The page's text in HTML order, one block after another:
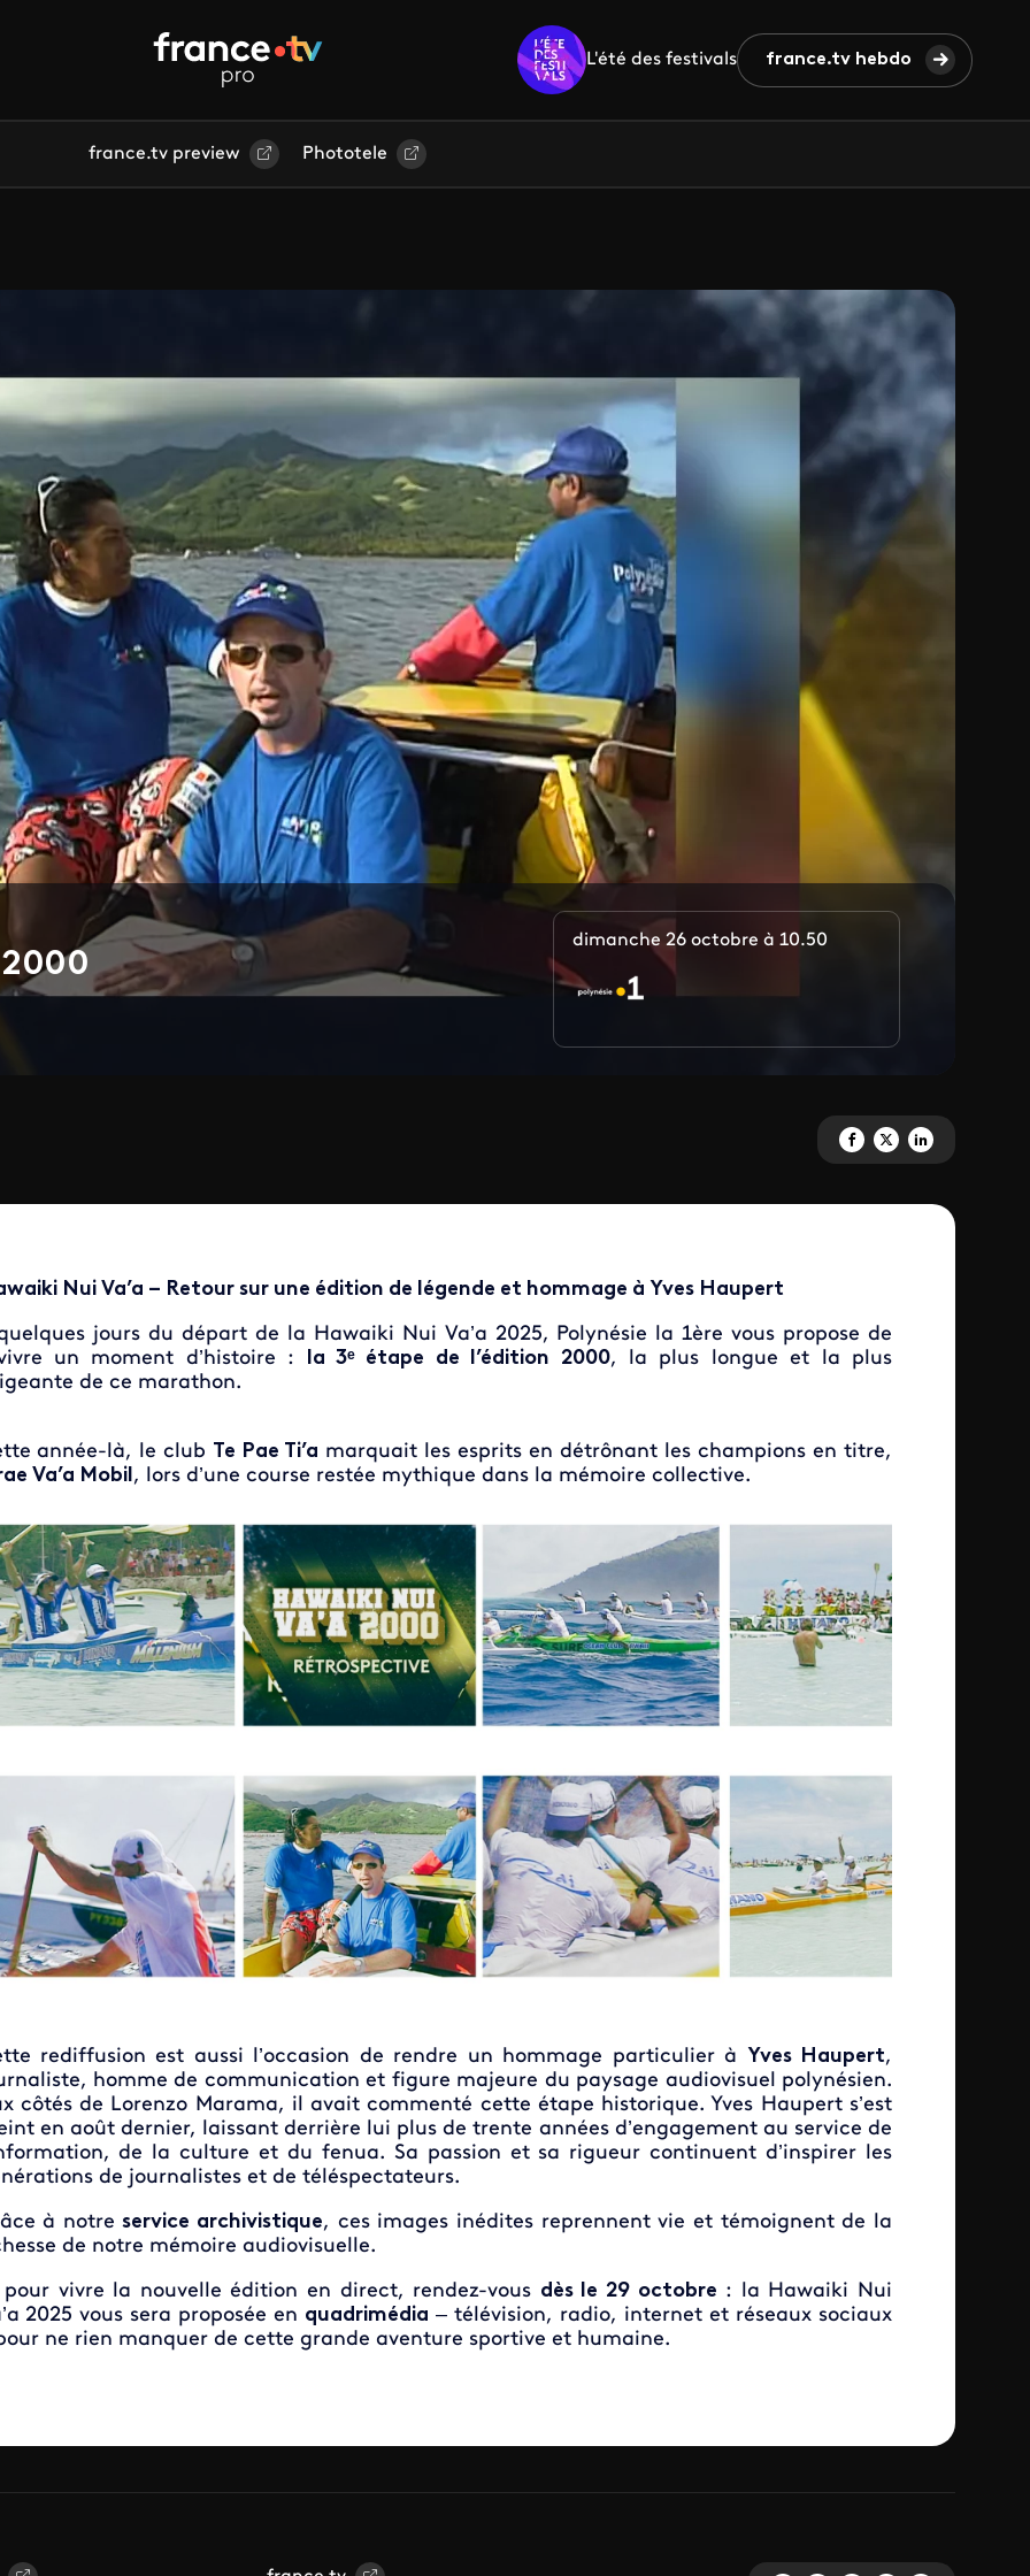
L'été des festivals france.tv hebdo
france.tv preview Phototele
dimanche 26 octobre à 10.50
Partagez 'Revivez la Hawaiki
Partagez 'Revivez la
Partagez 'Revivez
Nui Va’a – Retour sur une édition de légende et hommage à Yves Haupert
jours du départ de la Hawaiki Nui Va’a 2025, Polynésie la 1ère vous propose de
un moment d’histoire : la 3ᵉ étape de l’édition 2000, la plus longue et la plus
de ce marathon.
année-là, le club Te Pae Ti’a marquait les esprits en détrônant les champions en titre,
Va’a Mobil, lors d’une course restée mythique dans la mémoire collective.
rediffusion est aussi l’occasion de rendre un hommage particulier à Yves Haupert,
homme de communication et figure majeure du paysage audiovisuel polynésien.
côtés de Lorenzo Marama, il avait commenté cette étape historique. Yves Haupert s’est
en août dernier, laissant derrière lui plus de trente années d’engagement au service de
de la culture et du fenua. Sa passion et sa rigueur continuent d’inspirer les
de journalistes et de téléspectateurs.
à notreservice archivistique, ces images inédites reprennent vie et témoignent de la
de notre mémoire audiovisuelle.
pour vivre la nouvelle édition en direct, rendez-vous dès le 29 octobre : la Hawaiki Nui
2025 vous sera proposée en quadrimédia – télévision, radio, internet et réseaux sociaux
ne rien manquer de cette grande aventure sportive et humaine.